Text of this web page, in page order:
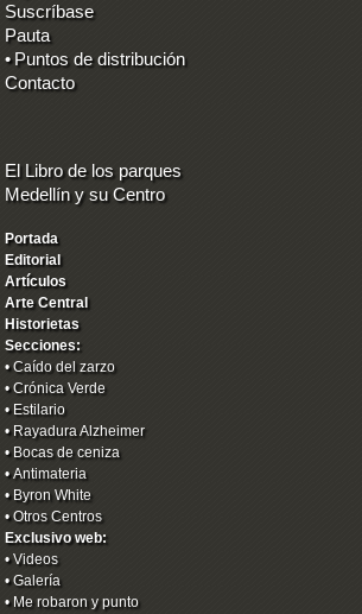
Suscríbase
Pauta
• Puntos de distribución
Contacto
El Libro de los parques
Medellín y su Centro
Portada
Editorial
Artículos
Arte Central
Historietas
Secciones:
•Caído del zarzo
•Crónica Verde
• Estilario
• Rayadura Alzheimer
• Bocas de ceniza
•Antimateria
• Byron White
•Otros Centros
Exclusivo web:
•Videos
•Galería
• Me robaron y punto